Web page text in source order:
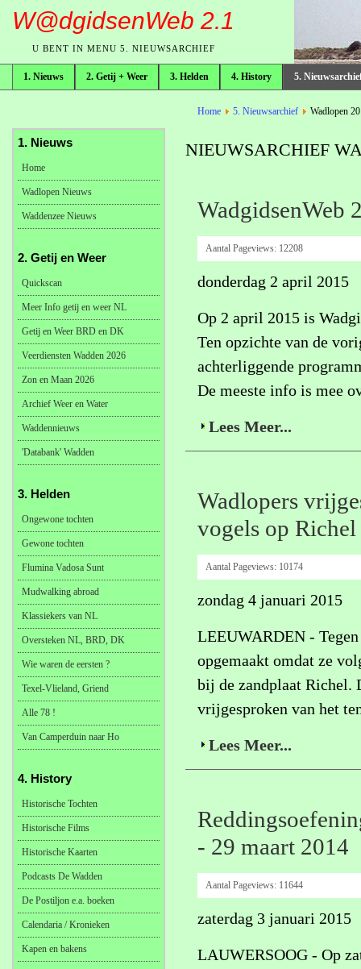
W@dgidsenWeb 2.1
U BENT IN MENU 5. NIEUWSARCHIEF
1. Nieuws 2. Getij + Weer 3. Helden 4. History 5.
broodkruimelpad
Home 5. Nieuwsarchief Wadlopen
NIEUWSARCHIEF
WadgidsenWeb
Aantal Pageviews: 12208
donderdag 2 april 2015
Op 2 april 2015 is
Ten opzichte van de
achterliggende
De meeste info is mee
Lees Meer...
Wadlopers
vogels op Richel
Aantal Pageviews: 10174
zondag 4 januari 2015
LEEUWARDEN -
opgemaakt omdat ze
bij de zandplaat Richel.
vrijgesproken van het
Lees Meer...
- 29 maart 2014
Aantal Pageviews: 11644
zaterdag 3 januari 2015
LAUWERSOOG - Op
1. Nieuws
Home
Wadlopen Nieuws
Waddenzee Nieuws
2. Getij en Weer
Quickscan
Meer Info getij en weer NL
Getij en Weer BRD en DK
Veerdiensten Wadden 2026
Zon en Maan 2026
Archief Weer en Water
Waddennieuws
'Databank' Wadden
3. Helden
Ongewone tochten
Gewone tochten
Flumina Vadosa Sunt
Mudwalking abroad
Klassiekers van NL
Oversteken NL, BRD, DK
Wie waren de eersten ?
Texel-Vlieland, Griend
Alle 78 !
Van Camperduin naar Ho
4. History
Historische Tochten
Historische Films
Historische Kaarten
Podcasts De Wadden
De Postiljon e.a. boeken
Calendaria / Kronieken
Kapen en bakens